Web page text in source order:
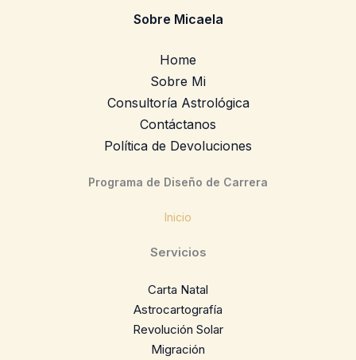
Sobre Micaela
Home
Sobre Mi
Consultoría Astrológica
Contáctanos
Política de Devoluciones
Programa de Diseño de Carrera
Inicio
Servicios
Carta Natal
Astrocartografía
Revolución Solar
Migración